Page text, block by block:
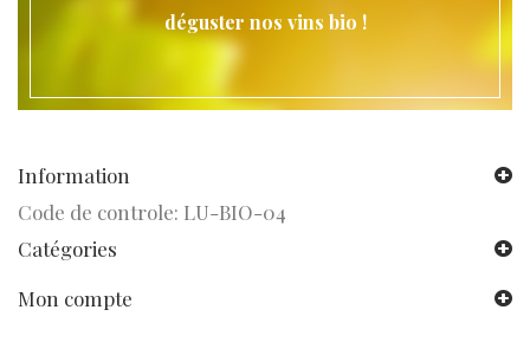
déguster nos vins bio !
Information
Code de controle: LU-BIO-04
Catégories
Mon compte